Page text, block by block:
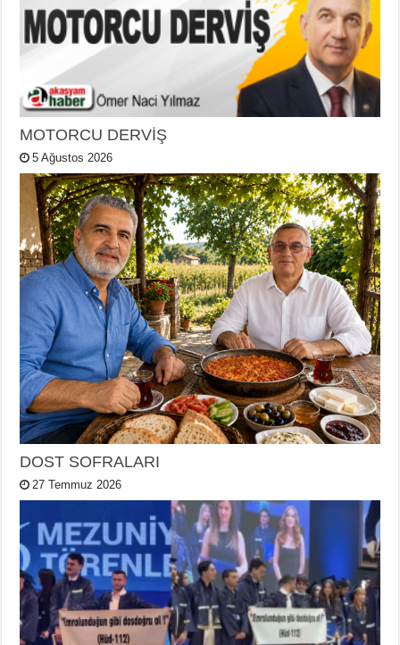
MOTORCU DERVİŞ
5 Ağustos 2026
DOST SOFRALARI
27 Temmuz 2026